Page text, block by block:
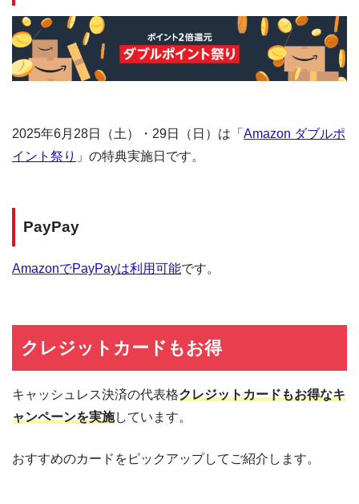
2025年6月28日（土）・29日（日）は「 Amazon ダブルポ
イント祭り 」の特典実施日です。
PayPay
AmazonでPayPayは利用可能です。
クレジットカードもお得
キャッシュレス決済の代表格クレジットカードもお得なキ
ャンペーンを実施しています。
おすすめのカードをピックアップしてご紹介します。